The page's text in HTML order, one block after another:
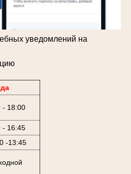
уведомлений на
- 18:00
- 16:45
-13:45